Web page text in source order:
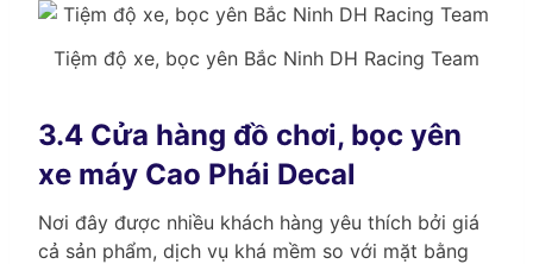
Tiệm độ xe, bọc yên Bắc Ninh DH Racing Team
3.4 Cửa hàng đồ chơi, bọc yên
xe máy Cao Phái Decal
Nơi đây được nhiều khách hàng yêu thích bởi giá
cả sản phẩm, dịch vụ khá mềm so với mặt bằng